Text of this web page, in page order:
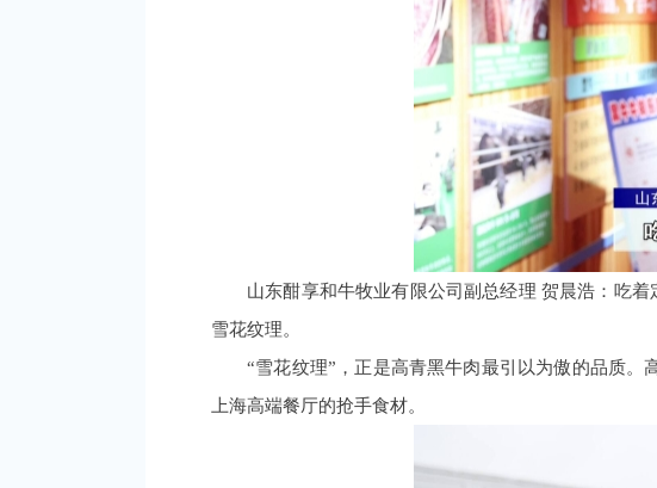
山东酣享和牛牧业有限公司副总经理 贺晨浩：吃
雪花纹理。
“雪花纹理”，正是高青黑牛肉最引以为傲的品质。
上海高端餐厅的抢手食材。